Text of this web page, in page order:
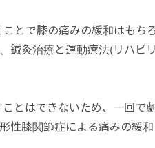
とで膝の痛みの緩和はもち
灸治療と運動療法(リハビ
とはできないため、一回で
性膝関節症による痛みの緩